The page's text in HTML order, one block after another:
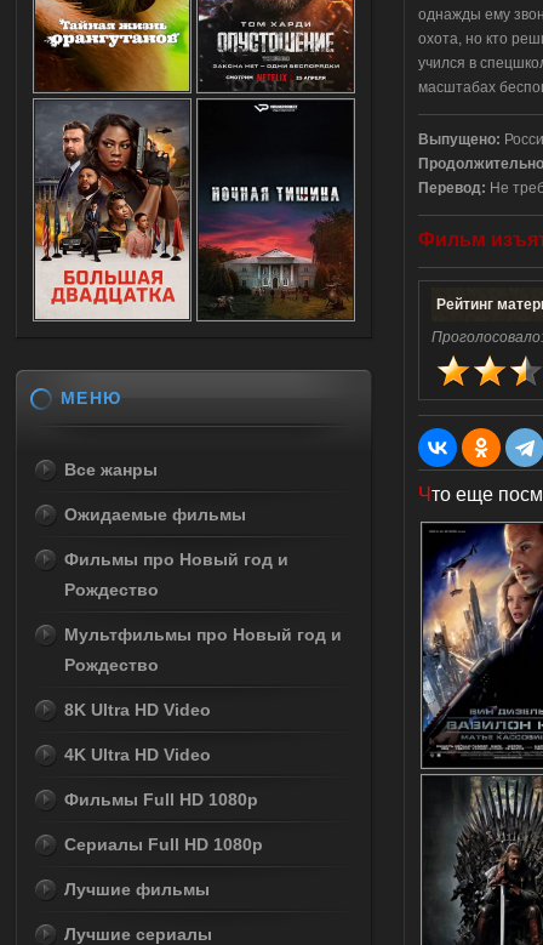
однажды ему
охота, но кто
учился в
масштабах
Выпущено:
Перевод: Не
Фильм
Рейтинг
Что еще
МЕНЮ
Все жанры
Ожидаемые фильмы
Фильмы про Новый год и
Рождество
Мультфильмы про Новый год и
Рождество
8K Ultra HD Video
4K Ultra HD Video
Фильмы Full HD 1080p
Сериалы Full HD 1080p
Лучшие фильмы
Лучшие сериалы